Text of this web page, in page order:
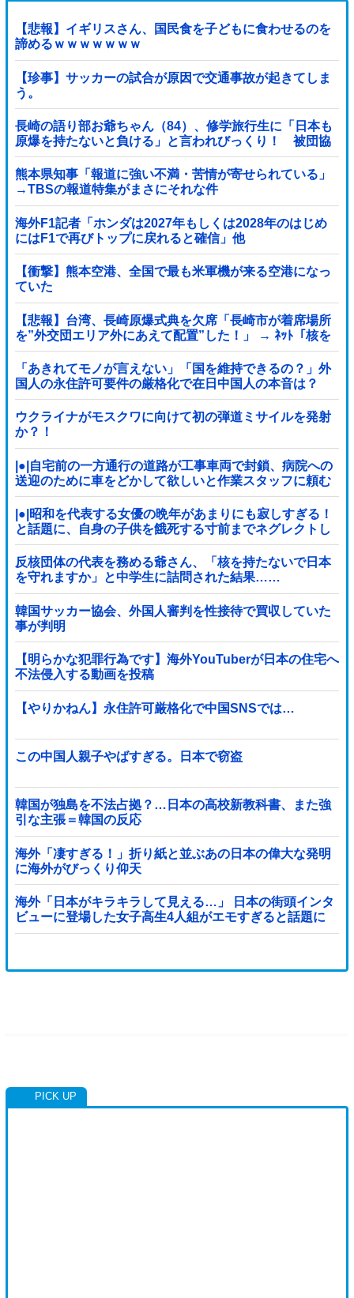
【悲報】イギリスさん、国民食を子どもに食わせるのを
諦めるｗｗｗｗｗｗｗ
【珍事】サッカーの試合が原因で交通事故が起きてしま
う。
長崎の語り部お爺ちゃん（84）、修学旅行生に「日本も
原爆を持たないと負ける」と言われびっくり！ 被団協
代表（85）も中学生に「核を持たないで日本...
熊本県知事「報道に強い不満・苦情が寄せられている」
→TBSの報道特集がまさにそれな件
海外F1記者「ホンダは2027年もしくは2028年のはじめ
にはF1で再びトップに戻れると確信」他
【衝撃】熊本空港、全国で最も米軍機が来る空港になっ
ていた
【悲報】台湾、長崎原爆式典を欠席「長崎市が着席場所
を”外交団エリア外にあえて配置”した！」 → ﾈｯﾄ「核を
持つ中国に屈指した！」「失礼すぎ」「台湾は筋通し
た！」ｗｗｗｗｗ
「あきれてモノが言えない」「国を維持できるの？」外
国人の永住許可要件の厳格化で在日中国人の本音は？
ウクライナがモスクワに向けて初の弾道ミサイルを発射
か？！
|●|自宅前の一方通行の道路が工事車両で封鎖、病院への
送迎のために車をどかして欲しいと作業スタッフに頼む
と……
|●|昭和を代表する女優の晩年があまりにも寂しすぎる！
と話題に、自身の子供を餓死する寸前までネグレクトし
た挙句……
反核団体の代表を務める爺さん、「核を持たないで日本
を守れますか」と中学生に詰問された結果……
韓国サッカー協会、外国人審判を性接待で買収していた
事が判明
【明らかな犯罪行為です】海外YouTuberが日本の住宅へ
不法侵入する動画を投稿
【やりかねん】永住許可厳格化で中国SNSでは…
この中国人親子やばすぎる。日本で窃盗
韓国が独島を不法占拠？…日本の高校新教科書、また強
引な主張＝韓国の反応
海外「凄すぎる！」折り紙と並ぶあの日本の偉大な発明
に海外がびっくり仰天
海外「日本がキラキラして見える…」 日本の街頭インタ
ビューに登場した女子高生4人組がエモすぎると話題に